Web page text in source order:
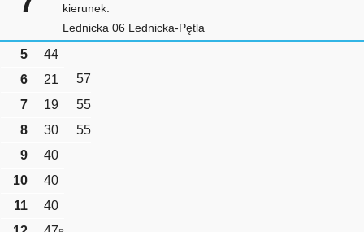
kierunek:
Lednicka 06 Lednicka-Pętla
5
44
6
21
57
7
19
55
8
30
55
9
40
10
40
11
40